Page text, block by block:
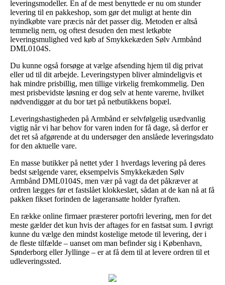
leveringsmodeller. En af de mest benyttede er nu om stunder
levering til en pakkeshop, som gør det muligt at hente din
nyindkøbte vare præcis når det passer dig. Metoden er altså
temmelig nem, og oftest desuden den mest letkøbte
leveringsmulighed ved køb af Smykkekæden Sølv Armbånd
DML0104S.
Du kunne også forsøge at vælge afsending hjem til dig privat
eller ud til dit arbejde. Leveringstypen bliver almindeligvis et
hak mindre prisbillig, men tillige virkelig fremkommelig. Den
mest prisbevidste løsning er dog selv at hente varerne, hvilket
nødvendiggør at du bor tæt på netbutikkens bopæl.
Leveringshastigheden på Armbånd er selvfølgelig usædvanlig
vigtig når vi har behov for varen inden for få dage, så derfor er
det ret så afgørende at du undersøger den anslåede leveringsdato
for den aktuelle vare.
En masse butikker på nettet yder 1 hverdags levering på deres
bedst sælgende varer, eksempelvis Smykkekæden Sølv
Armbånd DML0104S, men vær på vagt da det påkræver at
ordren lægges før et fastslået klokkeslæt, sådan at de kan nå at få
pakken fikset forinden de lageransatte holder fyraften.
En række online firmaer præsterer portofri levering, men for det
meste gælder det kun hvis der aftages for en fastsat sum. I øvrigt
kunne du vælge den mindst kostelige metode til levering, der i
de fleste tilfælde – uanset om man befinder sig i København,
Sønderborg eller Jyllinge – er at få dem til at levere ordren til et
udleveringssted.